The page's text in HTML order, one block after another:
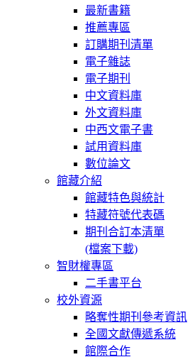
最新書籍
推薦專區
訂購期刊清單
電子雜誌
電子期刊
中文資料庫
外文資料庫
中西文電子書
試用資料庫
數位論文
館藏介紹
館藏特色與統計
特藏符號代表碼
期刊合訂本清單
(檔案下載)
智財權專區
二手書平台
校外資源
略奪性期刊參考資訊
全國文獻傳遞系統
館際合作